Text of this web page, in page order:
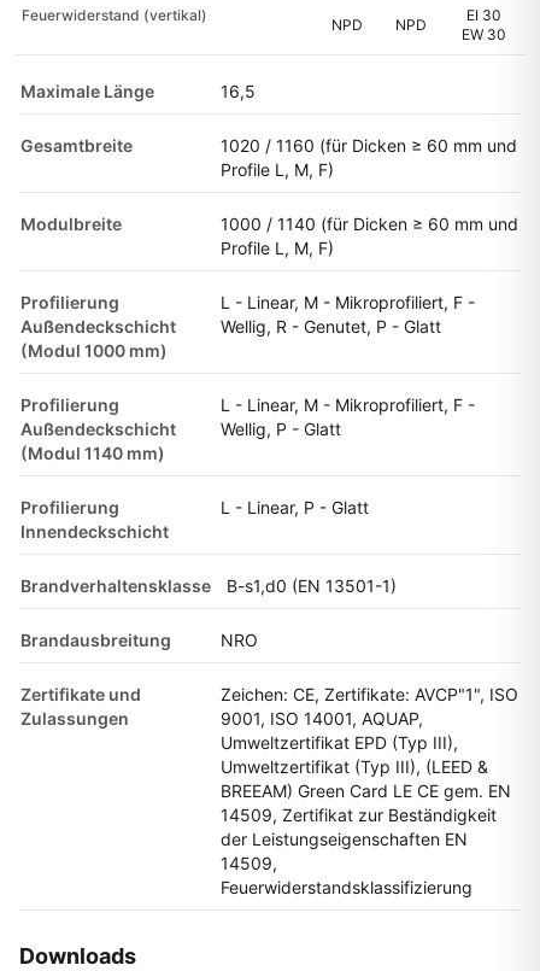
Feuerwiderstand (vertikal)
NPD NPD
EI 30
EW 30
Maximale Länge 16,5
Gesamtbreite
1020 / 1160 (für Dicken ≥ 60 mm und
Profile L, M, F)
Modulbreite
1000 / 1140 (für Dicken ≥ 60 mm und
Profile L, M, F)
Profilierung
Außendeckschicht
(Modul 1000 mm)
L - Linear, M - Mikroprofiliert, F -
Wellig, R - Genutet, P - Glatt
Profilierung
Außendeckschicht
(Modul 1140 mm)
L - Linear, M - Mikroprofiliert, F -
Wellig, P - Glatt
Profilierung
Innendeckschicht
L - Linear, P - Glatt
Brandverhaltensklasse B-s1,d0 (EN 13501-1)
Brandausbreitung NRO
Zertifikate und
Zulassungen
Zeichen: CE, Zertifikate: AVCP"1", ISO
9001, ISO 14001, AQUAP,
Umweltzertifikat EPD (Typ III),
Umweltzertifikat (Typ III), (LEED &
BREEAM) Green Card LE CE gem. EN
14509, Zertifikat zur Beständigkeit
der Leistungseigenschaften EN
14509,
Feuerwiderstandsklassifizierung
Downloads